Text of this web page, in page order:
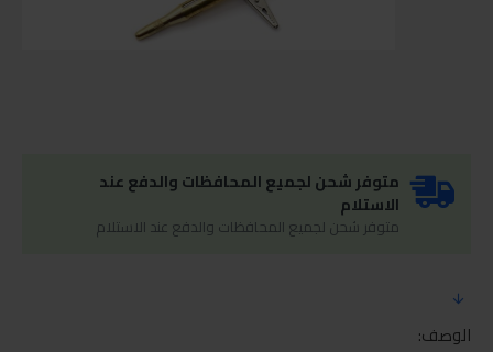
متوفر شحن لجميع المحافظات والدفع عند
الاستلام
متوفر شحن لجميع المحافظات والدفع عند الاستلام
الوصف: